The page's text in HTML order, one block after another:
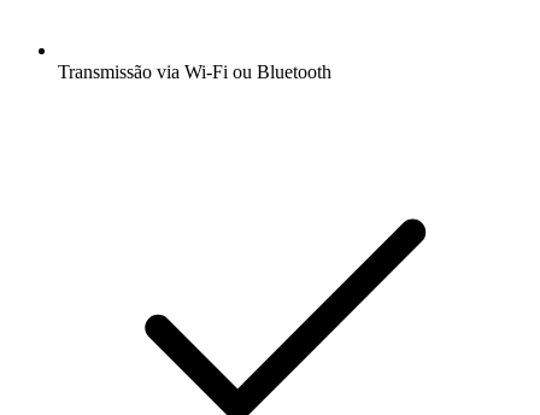
Transmissão via Wi-Fi ou Bluetooth